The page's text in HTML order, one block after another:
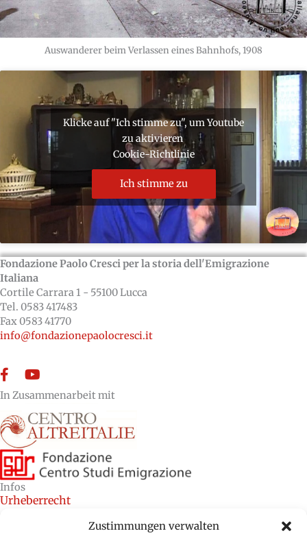
Zustimmungen verwalten
Auswanderer beim Verlassen eines Bahnhofs, 1908
Klicke auf "Ich stimme zu", um Youtube
zu aktivieren
Cookie-Richtlinie
Ich stimme zu
Fondazione Paolo Cresci per la storia dell'Emigrazione
Italiana
Cortile Carrara 1 - 55100 Lucca
Tel. 0583 417483
Fax 0583 41770
info@fondazionepaolocresci.it
FacebookYouTube
In Zusammenarbeit mit
Infos
Urheberrecht